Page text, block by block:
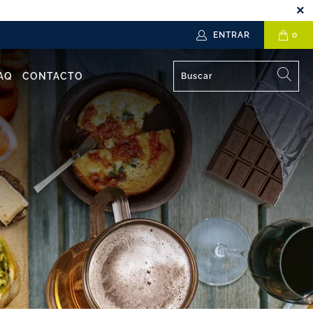
ENTRAR 0
CONTACTO